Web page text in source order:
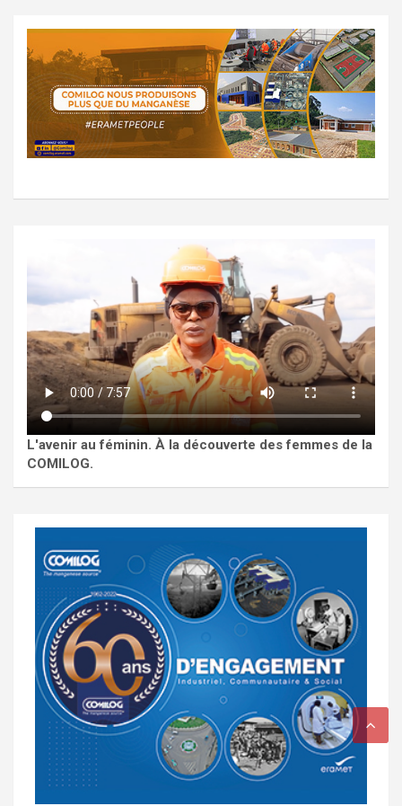
L'avenir au féminin. À la découverte des femmes de la
COMILOG.